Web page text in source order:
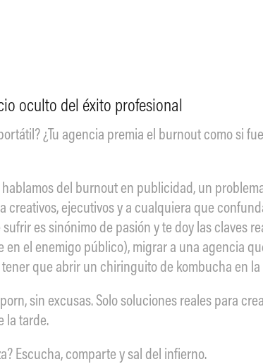
oculto del éxito profesional
¿Tu agencia premia el burnout como si
hablamos del burnout en publicidad, un
creativos, ejecutivos y a cualquiera que
es sinónimo de pasión y te doy las claves
el enemigo público), migrar a una agencia
que abrir un chiringuito de kombucha en la
sin excusas. Solo soluciones reales para
la tarde.
Escucha, comparte y sal del infierno.